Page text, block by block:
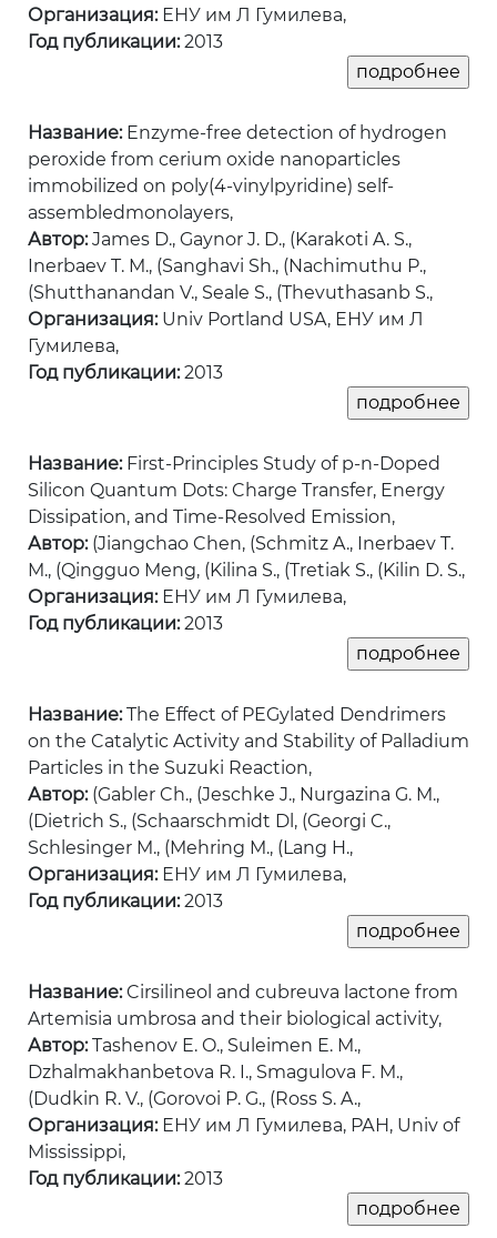
Организация:ЕНУ им Л Гумилева,
Год публикации:2013
Название:Enzyme-free detection of hydrogen
peroxide from cerium oxide nanoparticles
immobilized on poly(4-vinylpyridine) self-
assembledmonolayers,
Автор:James D., Gaynor J. D., (Karakoti A. S.,
Inerbaev T. M., (Sanghavi Sh., (Nachimuthu P.,
(Shutthanandan V., Seale S., (Thevuthasanb S.,
Организация:Univ Portland USA, ЕНУ им Л
Гумилева,
Год публикации:2013
Название:First-Principles Study of p-n-Doped
Silicon Quantum Dots: Charge Transfer, Energy
Dissipation, and Time-Resolved Emission,
Автор:(Jiangchao Chen, (Schmitz A., Inerbaev T.
M., (Qingguo Meng, (Kilina S., (Tretiak S., (Kilin D. S.,
Организация:ЕНУ им Л Гумилева,
Год публикации:2013
Название:The Effect of PEGylated Dendrimers
on the Catalytic Activity and Stability of Palladium
Particles in the Suzuki Reaction,
Автор:(Gabler Ch., (Jeschke J., Nurgazina G. M.,
(Dietrich S., (Schaarschmidt Dl, (Georgi C.,
Schlesinger M., (Mehring M., (Lang H.,
Организация:ЕНУ им Л Гумилева,
Год публикации:2013
Название:Cirsilineol and cubreuva lactone from
Artemisia umbrosa and their biological activity,
Автор:Tashenov E. O., Suleimen E. M.,
Dzhalmakhanbetova R. I., Smagulova F. M.,
(Dudkin R. V., (Gorovoi P. G., (Ross S. A.,
Организация:ЕНУ им Л Гумилева, РАН, Univ of
Mississippi,
Год публикации:2013